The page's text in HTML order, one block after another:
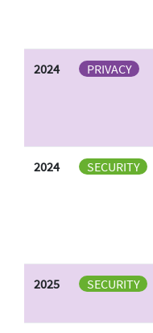
2024 PRIVACY
2024 SECURITY
2025 SECURITY